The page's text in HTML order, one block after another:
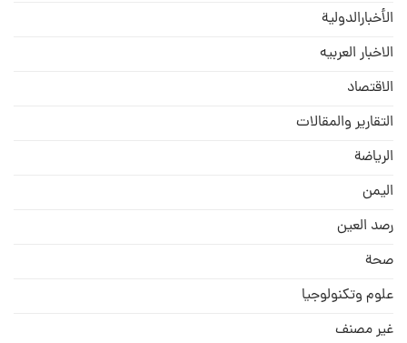
الأخبارالدولية
الاخبار العربيه
الاقتصاد
التقارير والمقالات
الریاضة
الیمن
رصد العین
صحة
علوم وتكنولوجيا
غير مصنف